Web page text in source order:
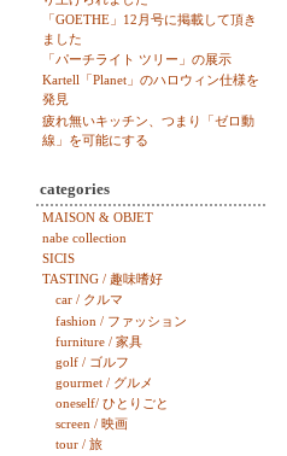
「GOETHE」12月号に掲載して頂き
ました
「パーチライト ツリー」の展示
Kartell「Planet」のハロウィン仕様を
発見
疲れ無いキッチン、つまり「ゼロ動
線」を可能にする
categories
MAISON & OBJET
nabe collection
SICIS
TASTING / 趣味嗜好
car / クルマ
fashion / ファッション
furniture / 家具
golf / ゴルフ
gourmet / グルメ
oneself/ ひとりごと
screen / 映画
tour / 旅